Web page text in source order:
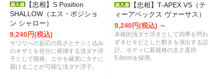
【忠相】S Position
SHALLOW（エス・ポジショ
ン シャロー）
9,240円(税込)
サワリへの反応の良さとナジミ込み
のキザミを存分に発揮する浅ダナ浮
子として開発。エサを確実にタナに
届けることが可能な浅ダナ浮子。
【忠相】T-APEX VS（テ
ィーアペックス ヴァーサス）
9,240円(税込) ～
本格的浅ダナ浮きとして四季を問わ
ずキビキビとした動きを演出する設
計。ボディに新規格の太さ直径
5.8mmを採用。